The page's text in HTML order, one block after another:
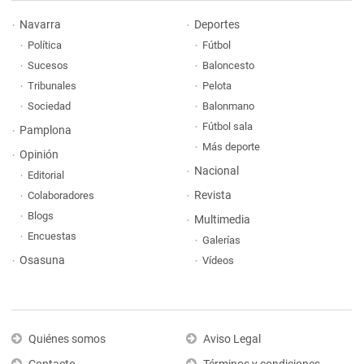
Navarra
Política
Sucesos
Tribunales
Sociedad
Pamplona
Opinión
Editorial
Colaboradores
Blogs
Encuestas
Osasuna
Deportes
Fútbol
Baloncesto
Pelota
Balonmano
Fútbol sala
Más deporte
Nacional
Revista
Multimedia
Galerías
Vídeos
Quiénes somos
Aviso Legal